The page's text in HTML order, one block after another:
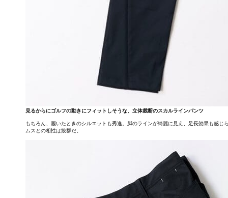
見るからにゴルフの動きにフィットしそうな、立体裁断のスカルラインパンツ
もちろん、履いたときのシルエットも秀逸。脚のラインが綺麗に見え、足長効果も感
ムスとの相性は抜群だ。